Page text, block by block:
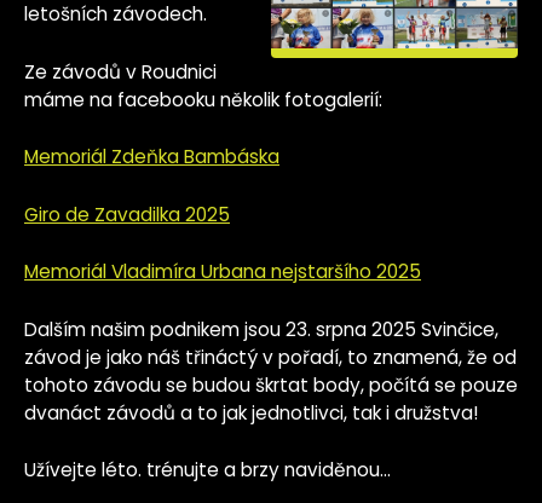
letošních závodech.
Ze závodů v Roudnici
máme na facebooku několik fotogalerií:
Memoriál Zdeňka Bambáska
Giro de Zavadilka 2025
Memoriál Vladimíra Urbana nejstaršího 2025
Dalším našim podnikem jsou 23. srpna 2025 Svinčice,
závod je jako náš třináctý v pořadí, to znamená, že od
tohoto závodu se budou škrtat body, počítá se pouze
dvanáct závodů a to jak jednotlivci, tak i družstva!
Užívejte léto. trénujte a brzy naviděnou...